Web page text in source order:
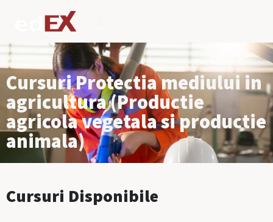
Cursuri Protectia mediului in
agricultura (Productie
agricola vegetala si productie
animala)
Cursuri Disponibile